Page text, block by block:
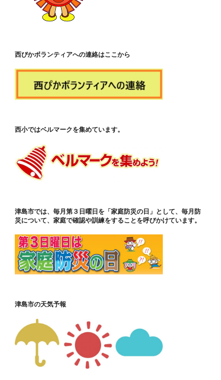
西ぴかボランティアへの連絡はここから
西小ではベルマークを集めています。
津島市では、毎月第３日曜日を「家庭防災の日」として、毎月防
災について、家庭で確認や訓練をすることを呼びかけています。
津島市の天気予報